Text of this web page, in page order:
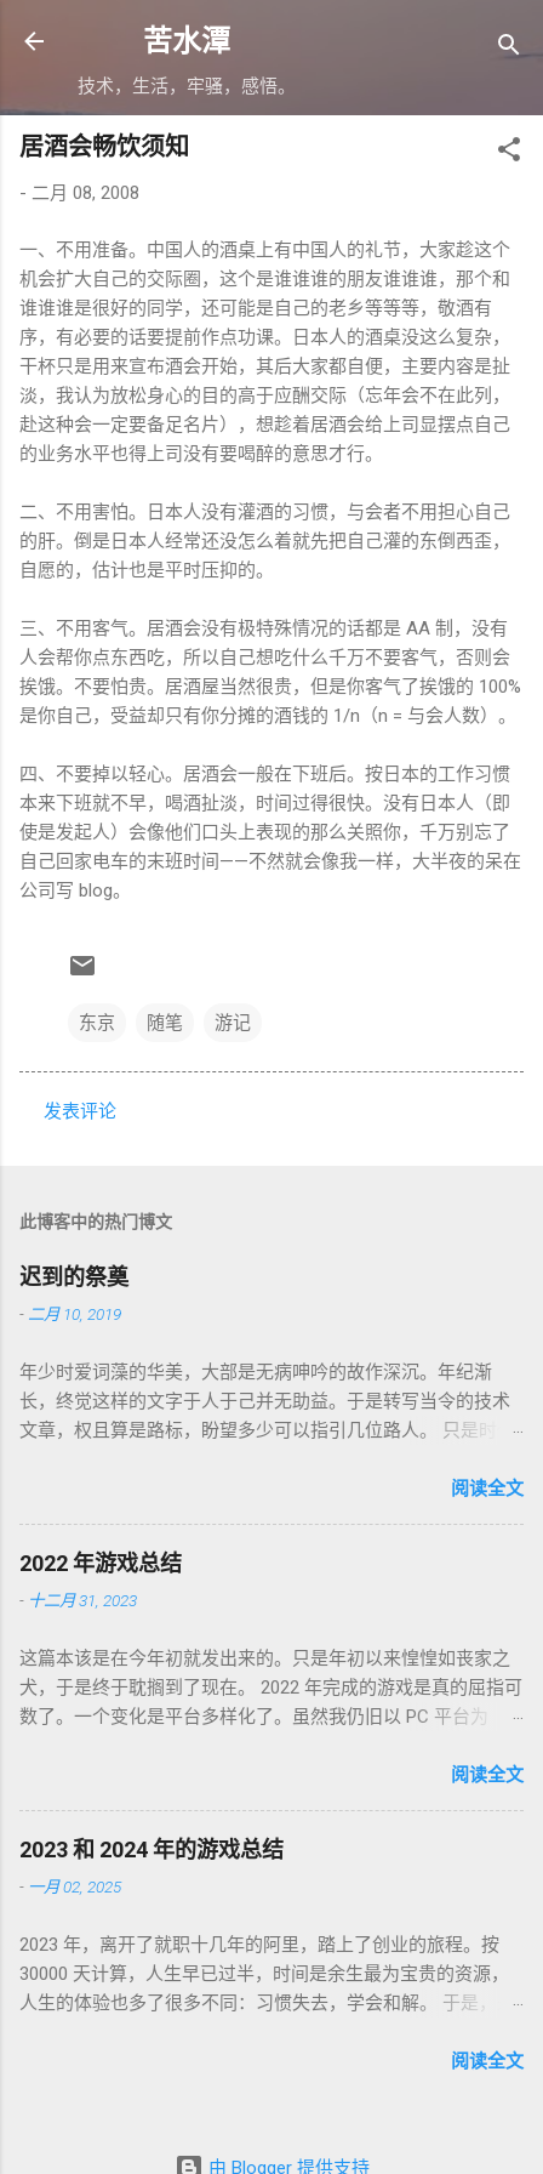
跳至主要内容
苦水潭
技术，生活，牢骚，感悟。
居酒会畅饮须知
- 二月 08, 2008
一、不用准备。中国人的酒桌上有中国人的礼节，大家趁这个
机会扩大自己的交际圈，这个是谁谁谁的朋友谁谁谁，那个和
谁谁谁是很好的同学，还可能是自己的老乡等等等，敬酒有
序，有必要的话要提前作点功课。日本人的酒桌没这么复杂，
干杯只是用来宣布酒会开始，其后大家都自便，主要内容是扯
淡，我认为放松身心的目的高于应酬交际（忘年会不在此列，
赴这种会一定要备足名片），想趁着居酒会给上司显摆点自己
的业务水平也得上司没有要喝醉的意思才行。
二、不用害怕。日本人没有灌酒的习惯，与会者不用担心自己
的肝。倒是日本人经常还没怎么着就先把自己灌的东倒西歪，
自愿的，估计也是平时压抑的。
三、不用客气。居酒会没有极特殊情况的话都是 AA 制，没有
人会帮你点东西吃，所以自己想吃什么千万不要客气，否则会
挨饿。不要怕贵。居酒屋当然很贵，但是你客气了挨饿的 100%
是你自己，受益却只有你分摊的酒钱的 1/n（n = 与会人数）。
四、不要掉以轻心。居酒会一般在下班后。按日本的工作习惯
本来下班就不早，喝酒扯淡，时间过得很快。没有日本人（即
使是发起人）会像他们口头上表现的那么关照你，千万别忘了
自己回家电车的末班时间——不然就会像我一样，大半夜的呆在
公司写 blog。
东京 随笔 游记
发表评论
此博客中的热门博文
迟到的祭奠
- 二月 10, 2019
年少时爱词藻的华美，大部是无病呻吟的故作深沉。年纪渐
长，终觉这样的文字于人于己并无助益。于是转写当令的技术
文章，权且算是路标，盼望多少可以指引几位路人。 只是时代
图标为何物，转眼千禧一代业已成人，不知墙为何物。互联网
盛开，RSS 之父自戕，开源日益沦为资本巨鳄博弈的棋子。 这
个光怪陆离的世界，不是游戏中的虚幻场景，却是千千万万个
如我一样的人鞠躬尽瘁亲手打造的魔幻现实。这可是我曾希冀
世界如此复杂，我连这巨轮的去向也无从分辨。 辗转无眠的夜
晚，陪在枕边的便是金庸老先生的几部书。每每读到若有所
悟，才能在黎明前草草小憩。老先生从武侠到无侠，层层递进
喜，又把这个江湖的规则层层解构，推演其间各式人格向现实
投影的境遇和选择。 老先生开卷入世，却又早早封笔，不做答
案，只在笔墨尽处引人向善。困顿时能读到这样的文字，我心
存感激。 枕边已无金庸，经典心中长存。
阅读全文
2022 年游戏总结
- 十二月 31, 2023
这篇本该是在今年初就发出来的。只是年初以来惶惶如丧家之
犬，于是终于耽搁到了现在。 2022 年完成的游戏是真的屈指可
数了。一个变化是平台多样化了。虽然我仍旧以 PC 平台为
Partisans 1941，中文名「苏军游击队 1941」，2022-01-03 通
喜欢这个背景而已，系统并不很出彩，故事中规中矩，人物刻
画一般。估计不是特别喜欢这类题材的同学都不会看到这款游
戏。 Lost Ruins，2022-01-09 通关，GoG 记录 7 小时。萌系像
种，故事属于玩后即忘的类型，到现在只记得有件装备叫死库
水。 Kena: Bridge of Spirits，中文名「凯娜：灵魂之桥」，
2022-02-01 通关，Epic 平台没有耗时记录，不过印象里流程不
体验很像是观看一部动画长片。属于还行，但不至于到推荐的
说游戏工业的优质成熟产品应该长啥样，战神 4 就是答案。不
阅读全文
2023 和 2024 年的游戏总结
- 一月 02, 2025
2023 年，离开了就职十几年的阿里，踏上了创业的旅程。按
30000 天计算，人生早已过半，时间是余生最为宝贵的资源，
人生的体验也多了很多不同：习惯失去，学会和解。 于是，是
要。对于游戏的执念，也终于松动，毕竟要花费最为宝贵的资
阅读全文
由 Blogger 提供支持